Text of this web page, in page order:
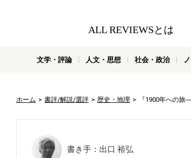
ALL REVIEWSとは
文学・評論 人文・思想 社会・政治
ホーム 書評/解説/選評 歴史・地理 『1900年への
書き手：出口 裕弘